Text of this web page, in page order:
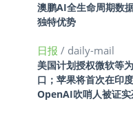
澳鹏AI全生命周期数
独特优势
日报 / daily-mail
美国计划授权微软等
口；苹果将首次在印
OpenAI吹哨人被证实